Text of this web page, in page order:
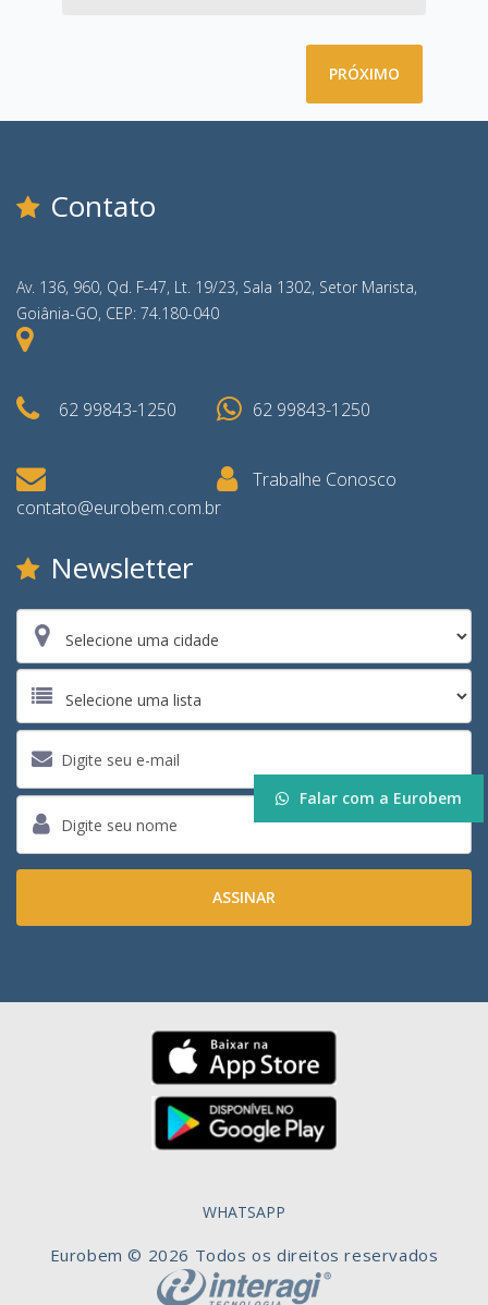
PRÓXIMO
Contato
Av. 136, 960, Qd. F-47, Lt. 19/23, Sala 1302, Setor Marista,
Goiânia-GO, CEP: 74.180-040
62 99843-1250 62 99843-1250
contato@eurobem.com.br
Trabalhe Conosco
Newsletter
WHATSAPP
Falar com a Eurobem
Eurobem © 2026 Todos os direitos reservados